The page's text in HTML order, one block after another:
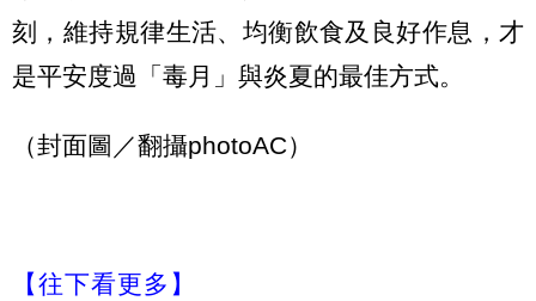
刻，維持規律生活、均衡飲食及良好作息，才
是平安度過「毒月」與炎夏的最佳方式。
（封面圖／翻攝photoAC）
【往下看更多】